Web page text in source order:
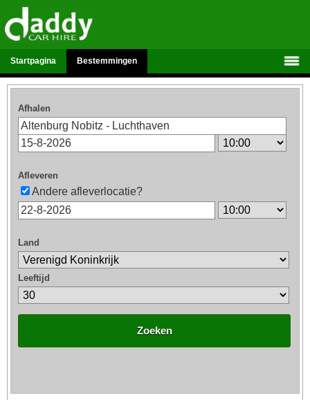
Startpagina Bestemmingen
Afhalen
Afleveren
Andere afleverlocatie?
Land
Leeftijd
Zoeken